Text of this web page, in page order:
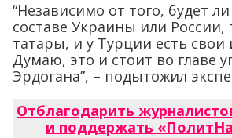
“Независимо от того, будет
составе Украины или России,
татары, и у Турции есть свои
Думаю, это и стоит во главе
Эрдогана”, – подытожил
Отблагодарить
и поддержать